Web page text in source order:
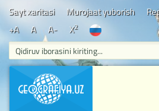
Sayt xaritasi Murojaat yuborish
+A
A A- X2
Bosh sahifa/Muhim va mashhur sanalar
kuni Jeyms Kuk tarixda birinchi bo‘lib